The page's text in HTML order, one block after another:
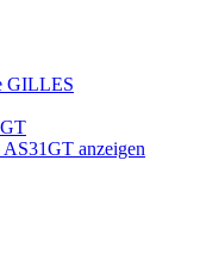
GILLES
AS31GT anzeigen